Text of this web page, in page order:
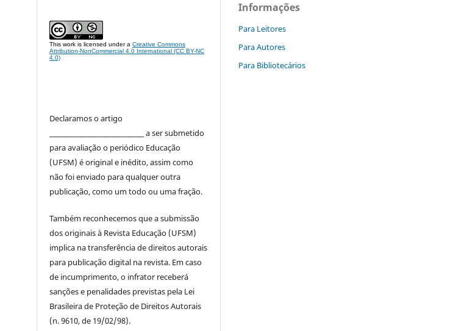
This work is licensed under aCreative Commons
Attribution-NonCommercial 4.0 International (CC BY-NC
4.0)
Declaramos o artigo
_______________________________ a ser submetido
para avaliação o periódico Educação
(UFSM) é original e inédito, assim como
não foi enviado para qualquer outra
publicação, como um todo ou uma fração.
Também reconhecemos que a submissão
dos originais à Revista Educação (UFSM)
implica na transferência de direitos autorais
para publicação digital na revista. Em caso
de incumprimento, o infrator receberá
sanções e penalidades previstas pela Lei
Brasileira de Proteção de Direitos Autorais
(n. 9610, de 19/02/98).
Informações
Para Leitores
Para Autores
Para Bibliotecários